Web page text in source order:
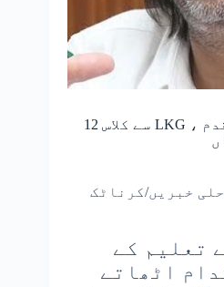
کرناٹک حکومت کا اہم قدم ، LKG سے کلاس 12
خبریں/کرناٹک
تعلیم کے
اٹھاتے